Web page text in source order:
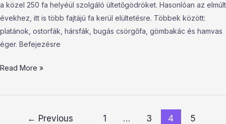
a közel 250 fa helyéül szolgáló ültetőgödröket. Hasonlóan az elmúlt
évekhez, itt is több fajtájú fa kerül elültetésre. Többek között:
platánok, ostorfák, hársfák, bugás csörgőfa, gömbakác és hamvas
éger. Befejezésre
Read More »
← Previous 1 … 3 4
5